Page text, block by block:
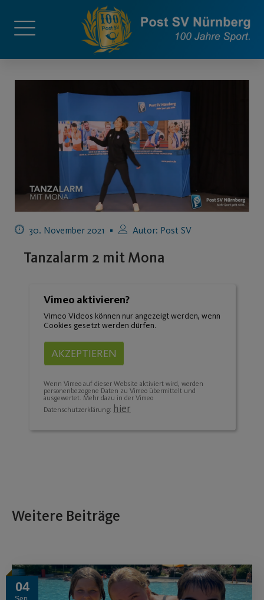
30. November 2021 Autor: Post SV
Tanzalarm 2 mit Mona
Vimeo aktivieren?
Vimeo Videos können nur angezeigt werden, wenn
Cookies gesetzt werden dürfen.
AKZEPTIEREN
Wenn Vimeo auf dieser Website aktiviert wird, werden
personenbezogene Daten zu Vimeo übermittelt und
ausgewertet. Mehr dazu in der Vimeo
Datenschutzerklärung: hier
Weitere Beiträge
04